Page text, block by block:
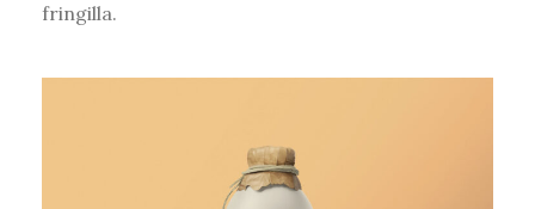
fringilla.